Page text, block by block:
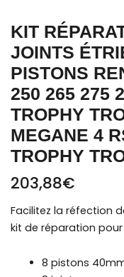
KIT
JOINTS
PISTONS
250 265 275
TROPHY
MEGANE 4
TROPHY
203,88€
Facilitez la réfection
kit de réparation
8 pistons
TROPHY
R
Renault
Megane
4
2004
2023
296